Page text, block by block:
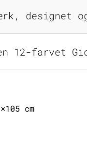
designet
12-farvet
cm